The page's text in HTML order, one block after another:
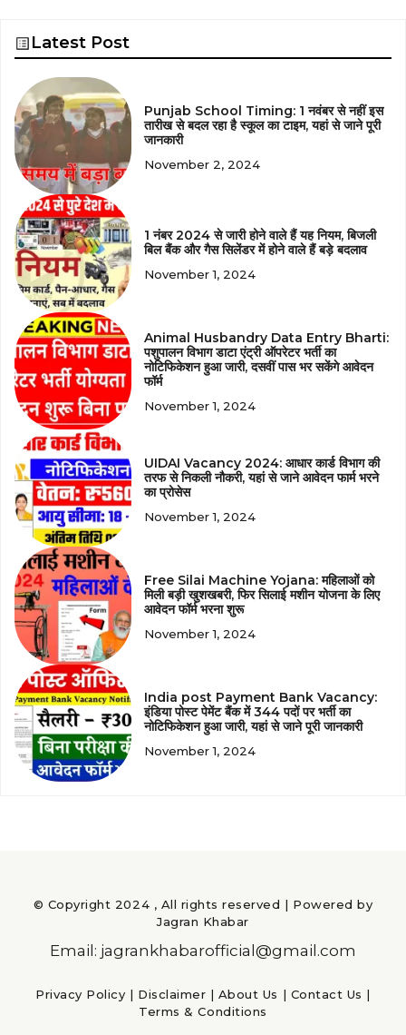
Latest Post
Punjab School Timing: 1 नवंबर से नहीं इस
तारीख से बदल रहा है स्कूल का टाइम, यहां से जाने पूरी
जानकारी
November 2, 2024
1 नंबर 2024 से जारी होने वाले हैं यह नियम, बिजली
बिल बैंक और गैस सिलेंडर में होने वाले हैं बड़े बदलाव
November 1, 2024
Animal Husbandry Data Entry Bharti:
पशुपालन विभाग डाटा एंट्री ऑपरेटर भर्ती का
नोटिफिकेशन हुआ जारी, दसवीं पास भर सकेंगे आवेदन
फॉर्म
November 1, 2024
UIDAI Vacancy 2024: आधार कार्ड विभाग की
तरफ से निकली नौकरी, यहां से जाने आवेदन फार्म भरने
का प्रोसेस
November 1, 2024
Free Silai Machine Yojana: महिलाओं को
मिली बड़ी खुशखबरी, फिर सिलाई मशीन योजना के लिए
आवेदन फॉर्म भरना शुरू
November 1, 2024
India post Payment Bank Vacancy:
इंडिया पोस्ट पेमेंट बैंक में 344 पदों पर भर्ती का
नोटिफिकेशन हुआ जारी, यहां से जाने पूरी जानकारी
November 1, 2024
© Copyright 2024 , All rights reserved | Powered by
Jagran Khabar
Email: jagrankhabarofficial@gmail.com
Privacy Policy | Disclaimer | About Us | Contact Us |
Terms & Conditions